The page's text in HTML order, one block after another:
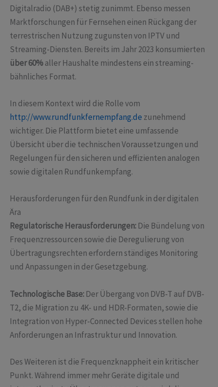
Digitalradio (DAB+) stetig zunimmt. Ebenso messen
Marktforschungen für Fernsehen einen Rückgang der
terrestrischen Nutzung zugunsten von IPTV und
Streaming-Diensten. Bereits im Jahr 2023 konsumierten
über 60%aller Haushalte mindestens ein streaming-
bähnliches Format.
In diesem Kontext wird die Rolle vom
http://www.rundfunkfernempfang.de zunehmend
wichtiger. Die Plattform bietet eine umfassende
Übersicht über die technischen Voraussetzungen und
Regelungen für den sicheren und effizienten analogen
sowie digitalen Rundfunkempfang.
Herausforderungen für den Rundfunk in der digitalen
Ära
Regulatorische Herausforderungen: Die Bündelung von
Frequenzressourcen sowie die Deregulierung von
Übertragungsrechten erfordern ständiges Monitoring
und Anpassungen in der Gesetzgebung.
Technologische Base: Der Übergang von DVB-T auf DVB-
T2, die Migration zu 4K- und HDR-Formaten, sowie die
Integration von Hyper-Connected Devices stellen hohe
Anforderungen an Infrastruktur und Innovation.
Des Weiteren ist die Frequenzknappheit ein kritischer
Punkt. Während immer mehr Geräte digitale und